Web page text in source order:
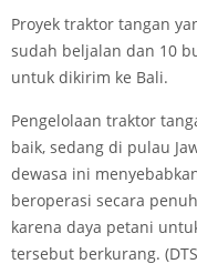
Proyek traktor tangan
sudah beljalan dan 10
untuk dikirim ke Bali.
Pengelolaan traktor
baik, sedang di pulau
dewasa ini
beroperasi secara
karena daya petani
tersebut berkurang.